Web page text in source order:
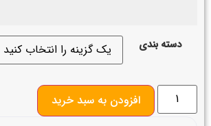
دسته بندی
افزودن به سبد خرید